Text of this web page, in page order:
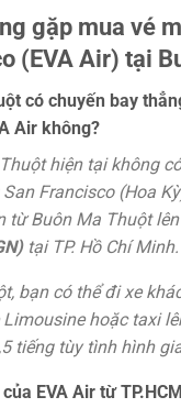
gặp mua vé
(EVA Air) tại
có chuyến bay
Air không?
hiện tại không
Francisco (Hoa
từ Buôn Ma Thuột lên
tại TP. Hồ Chí Minh.
bạn có thể đi xe
hoặc taxi
tiếng tùy tình hình
EVA Air từ